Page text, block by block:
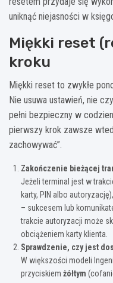
uniknąć niejasności w
Miękki reset
kroku
Miękki reset to zwykłe
Nie usuwa ustawień, nie
pełni bezpieczny w
pierwszy krok zawsze
zachowywać”.
Zakończenie bieżącej
Jeżeli terminal jest w
karty, PIN albo
– sukcesem lub
trakcie autoryzacji może
obciążeniem karty klienta.
Sprawdzenie, czy jest
W większości modeli
przyciskiem żółtym